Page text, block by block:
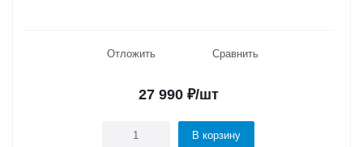
Отложить Сравнить
27 990 ₽/шт
В корзину